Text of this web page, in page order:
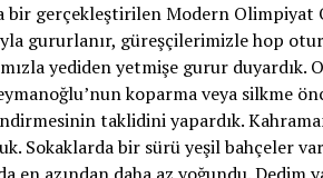
bir gerçekleştirilen Modern Olimpiyat
gururlanır, güreşçilerimizle hop
yediden yetmişe gurur
koparma veya silkme
taklidini yapardık.
Sokaklarda bir sürü yeşil bahçeler